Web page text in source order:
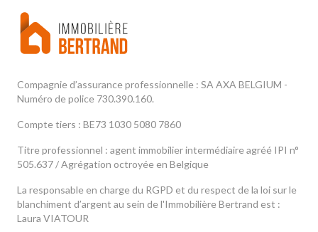
Compagnie d’assurance professionnelle : SA AXA BELGIUM -
Numéro de police 730.390.160.
Compte tiers : BE73 1030 5080 7860
Titre professionnel : agent immobilier intermédiaire agréé IPI n°
505.637 / Agrégation octroyée en Belgique
La responsable en charge du RGPD et du respect de la loi sur le
blanchiment d’argent au sein de l'Immobilière Bertrand est :
Laura VIATOUR